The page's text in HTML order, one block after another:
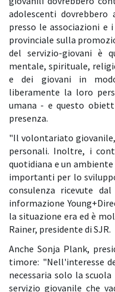
adolescenti
presso le associazioni e
provinciale sulla
del servizio-giovani è
mentale, spirituale,
e dei giovani in
liberamente la loro
umana - e questo
presenza.
"Il volontariato
personali. Inoltre, i
quotidiana e un
importanti per lo
consulenza ricevute
informazione
la situazione era ed è
Rainer, presidente di SJR.
Anche Sonja Plank,
timore: "Nell'interesse
necessaria solo la
servizio giovanile che